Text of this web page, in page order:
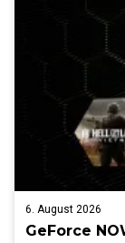
6. August 2026
GeForce